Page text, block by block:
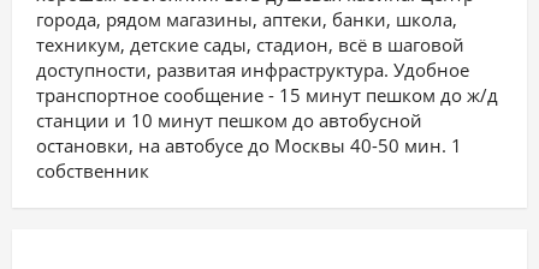
города, рядом магазины, аптеки, банки, школа,
техникум, детские сады, стадион, всё в шаговой
доступности, развитая инфраструктура. Удобное
транспортное сообщение - 15 минут пешком до ж/д
станции и 10 минут пешком до автобусной
остановки, на автобусе до Москвы 40-50 мин. 1
собственник